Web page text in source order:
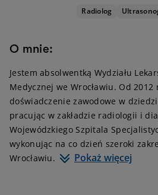
Radiolog
O mnie:
Jestem absolwentką Wydziału
Medycznej we Wrocławiu. Od 2012
doświadczenie zawodowe w
pracując w zakładzie radiologii i
Wojewódzkiego Szpitala
wykonując na co dzień szeroki
Wrocławiu.
Pokaż więcej